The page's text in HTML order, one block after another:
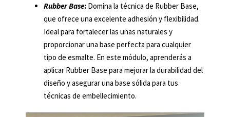
Rubber Base: Domina la técnica de Rubber Base,
que ofrece una excelente adhesión y flexibilidad.
Ideal para fortalecer las uñas naturales y
proporcionar una base perfecta para cualquier
tipo de esmalte. En este módulo, aprenderás a
aplicar Rubber Base para mejorar la durabilidad del
diseño y asegurar una base sólida para tus
técnicas de embellecimiento.